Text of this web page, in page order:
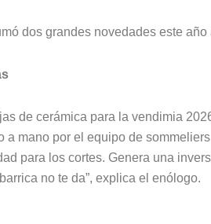
dos grandes novedades este
de cerámica para la vendimia
mano por el equipo de
para los cortes. Genera una
no te da”, explica el enólogo.